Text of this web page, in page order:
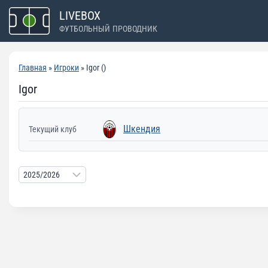
Перейти
содержимому
LIVEBOX
ФУТБОЛЬНЫЙ ПРОВОДНИК
Главная » Игроки » Igor ()
Igor
Текущий клуб Шкендия